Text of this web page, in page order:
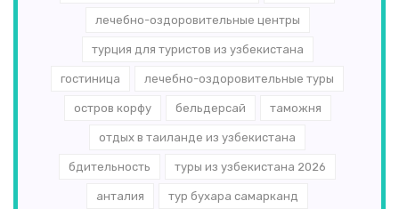
лечебно-оздоровительные центры
турция для туристов из узбекистана
гостиница лечебно-оздоровительные туры
остров корфу бельдерсай таможня
отдых в таиланде из узбекистана
бдительность туры из узбекистана 2026
анталия тур бухара самарканд